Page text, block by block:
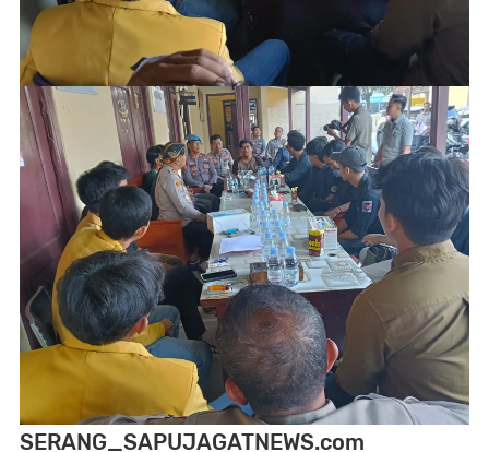
SERANG_SAPUJAGATNEWS.com